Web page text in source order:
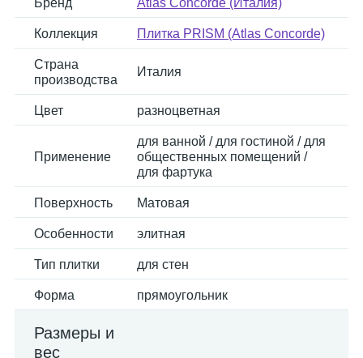
Бренд Atlas Concorde (Италия)
Коллекция Плитка PRISM (Atlas Concorde)
Страна
производства
Италия
Цвет разноцветная
Применение
для ванной / для гостиной / для
общественных помещений /
для фартука
Поверхность Матовая
Особенности элитная
Тип плитки для стен
Форма прямоугольник
Размеры и
вес